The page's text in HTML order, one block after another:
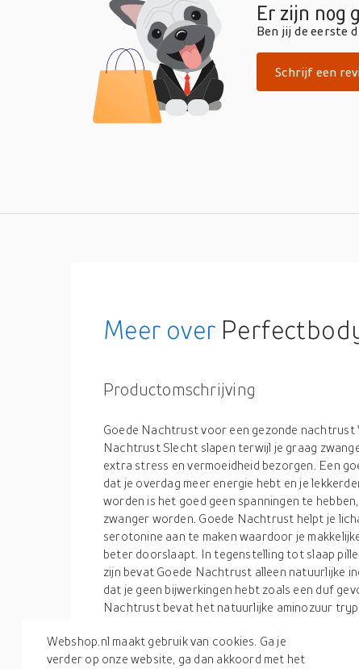
Er zijn nog
Ben jij de eerste
Schrijf een
Meer over
Productomschrijving
Goede Nachtrust voor een gezonde nachtrust
Nachtrust Slecht slapen terwijl je graag
extra stress en vermoeidheid bezorgen. Een
dat je overdag meer energie hebt en je
worden is het goed geen spanningen te
zwanger worden. Goede Nachtrust helpt je
serotonine aan te maken waardoor je
beter doorslaapt. In tegenstelling tot slaap
zijn bevat Goede Nachtrust alleen natuurlijke
dat je geen bijwerkingen hebt zoals een duf
Nachtrust bevat het natuurlijke aminozuur
natuurlijk en ook te gebruiken door vegetariërs
is. Gebruik
Productspecificaties
Webshop.nl maakt gebruik van cookies. Ga je
verder op onze website, ga dan akkoord met het